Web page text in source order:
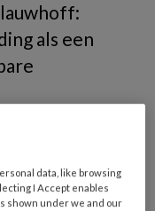
als een
data, like browsing
I Accept enables
shown under we and our